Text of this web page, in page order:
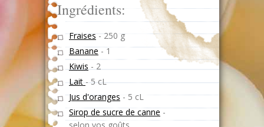
Ingrédients:
Fraises-250 g
Banane - 1
Kiwis - 2
Lait-5 cL
Jus d'oranges - 5 cL
Sirop de sucre de canne -